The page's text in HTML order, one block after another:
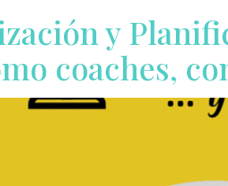
y
coaches,